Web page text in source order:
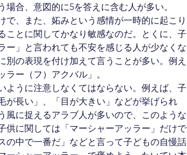
合、意図的に5を答えに含む人が多い。
、また、妬みという感情が一時的に起こり
ことに関してかなり敏感なのだ。とくに、子
ー」と言われても不安を感じる人が少なくな
の表現を付け加えて言うことが多い。例え
ー（フ）アクバル」。
うに注意しなくてはならない。例えば、子
が長い」、「目が大きい」などが挙げられ
風に捉えるアラブ人が多いので、このような
供に関しては「マーシャーアッラー」だけで
の中で一番だ」などと言って子どもの自慢話